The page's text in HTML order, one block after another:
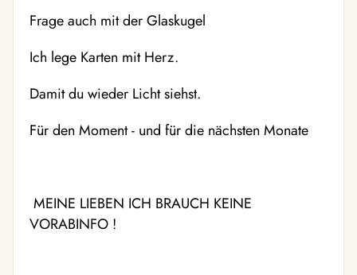
Frage auch mit der Glaskugel
Ich lege Karten mit Herz.
Damit du wieder Licht siehst.
Für den Moment - und für die nächsten Monate
MEINE LIEBEN ICH BRAUCH KEINE
VORABINFO !